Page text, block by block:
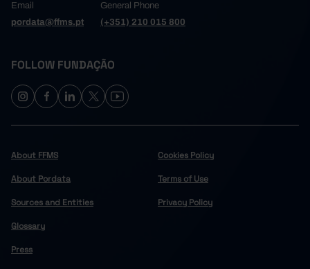
Email
pordata@ffms.pt
General Phone
(+351) 210 015 800
FOLLOW FUNDAÇÃO
About FFMS
About Pordata
Sources and Entities
Glossary
Press
Cookies Policy
Terms of Use
Privacy Policy